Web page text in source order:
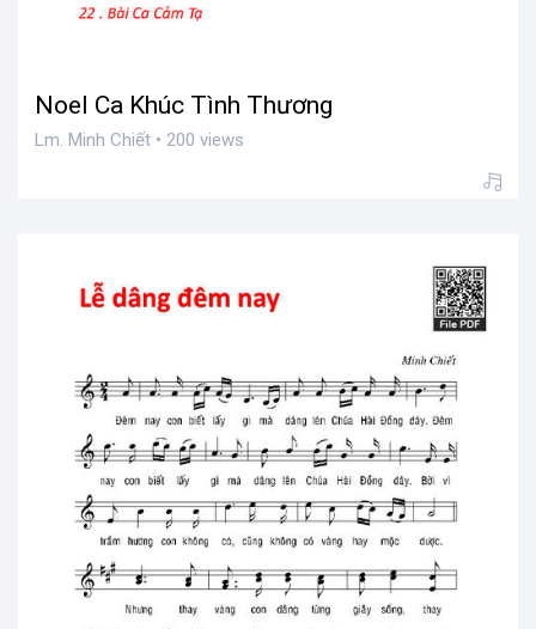
Noel Ca Khúc Tình Thương
Lm. Minh Chiết • 200 views